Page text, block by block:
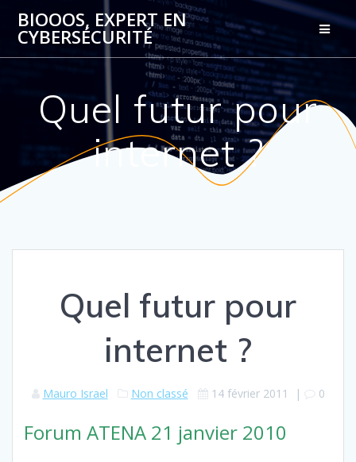
Passer
au
contenu
BIOOOS, EXPERT EN
CYBERSÉCURITÉ
Quel futur pour
internet ?
Quel futur pour
internet ?
Mauro Israel Non classé 14 février 2011 | 0
Forum ATENA 21 janvier 2010